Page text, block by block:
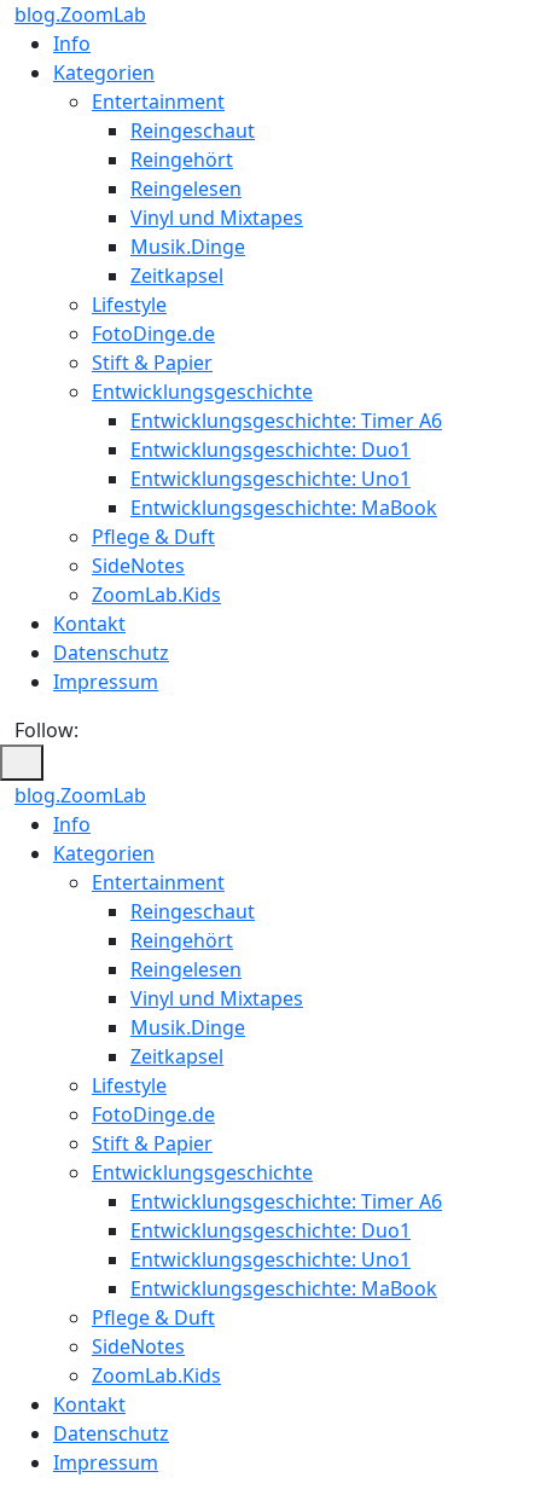
blog.ZoomLab
Info
Kategorien
Entertainment
Reingeschaut
Reingehört
Reingelesen
Vinyl und Mixtapes
Musik.Dinge
Zeitkapsel
Lifestyle
FotoDinge.de
Stift & Papier
Entwicklungsgeschichte
Entwicklungsgeschichte: Timer A6
Entwicklungsgeschichte: Duo1
Entwicklungsgeschichte: Uno1
Entwicklungsgeschichte: MaBook
Pflege & Duft
SideNotes
ZoomLab.Kids
Kontakt
Datenschutz
Impressum
Follow:
blog.ZoomLab
ZoomLab
//
Info
Kategorien
Entertainment
Reingeschaut
Reingehört
Reingelesen
Vinyl und Mixtapes
Musik.Dinge
Zeitkapsel
Lifestyle
FotoDinge.de
Stift & Papier
Entwicklungsgeschichte
Entwicklungsgeschichte: Timer A6
Entwicklungsgeschichte: Duo1
Entwicklungsgeschichte: Uno1
Entwicklungsgeschichte: MaBook
Pflege & Duft
SideNotes
ZoomLab.Kids
Kontakt
Datenschutz
Impressum